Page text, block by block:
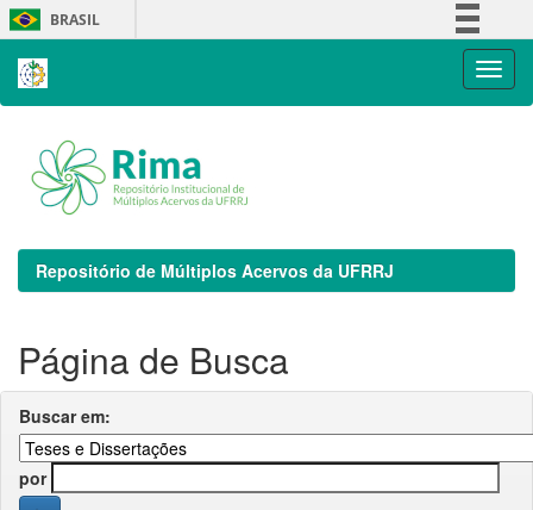
Skip
navigation
BRASIL
Repositório de Múltiplos Acervos da UFRRJ
Página de Busca
Buscar em:
por